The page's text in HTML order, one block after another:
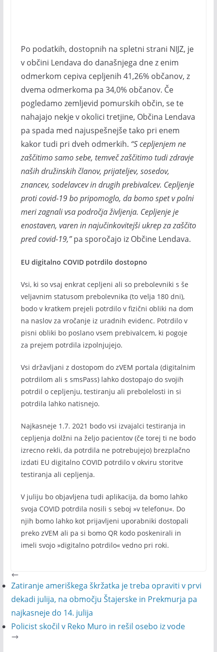
Po podatkih, dostopnih na spletni strani NIJZ, je
v občini Lendava do današnjega dne z enim
odmerkom cepiva cepljenih 41,26% občanov, z
dvema odmerkoma pa 34,0% občanov. Če
pogledamo zemljevid pomurskih občin, se te
nahajajo nekje v okolici tretjine, Občina Lendava
pa spada med najuspešnejše tako pri enem
kakor tudi pri dveh odmerkih. “S cepljenjem ne
zaščitimo samo sebe, temveč zaščitimo tudi zdravje
naših družinskih članov, prijateljev, sosedov,
znancev, sodelavcev in drugih prebivalcev. Cepljenje
proti covid-19 bo pripomoglo, da bomo spet v polni
meri zagnali vsa področja življenja. Cepljenje je
enostaven, varen in najučinkovitejši ukrep za zaščito
pred covid-19,”pa sporočajo iz Občine Lendava.
EU digitalno COVID potrdilo dostopno
Vsi, ki so vsaj enkrat cepljeni ali so prebolevniki s še
veljavnim statusom prebolevnika (to velja 180 dni),
bodo v kratkem prejeli potrdilo v fizični obliki na dom
na naslov za vročanje iz uradnih evidenc. Potrdilo v
pisni obliki bo poslano vsem prebivalcem, ki pogoje
za prejem potrdila izpolnjujejo.
Vsi državljani z dostopom do zVEM portala (digitalnim
potrdilom ali s smsPass) lahko dostopajo do svojih
potrdil o cepljenju, testiranju ali prebolelosti in si
potrdila lahko natisnejo.
Najkasneje 1.7. 2021 bodo vsi izvajalci testiranja in
cepljenja dolžni na željo pacientov (če torej ti ne bodo
izrecno rekli, da potrdila ne potrebujejo) brezplačno
izdati EU digitalno COVID potrdilo v okviru storitve
testiranja ali cepljenja.
V juliju bo objavljena tudi aplikacija, da bomo lahko
svoja COVID potrdila nosili s seboj »v telefonu«. Do
njih bomo lahko kot prijavljeni uporabniki dostopali
preko zVEM ali pa si bomo QR kodo poskenirali in
imeli svojo »digitalno potrdilo« vedno pri roki.
Zatiranje ameriškega škržatka je treba opraviti v prvi
dekadi julija, na območju Štajerske in Prekmurja pa
najkasneje do 14. julija
Policist skočil v Reko Muro in rešil osebo iz vode